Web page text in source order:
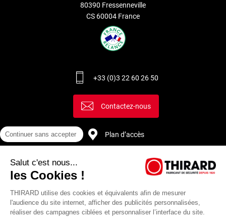
80390 Fressenneville
CS 60004 France
+33 (0)3 22 60 26 50
Contactez-nous
Plan d’accès
Continuer sans accepter
Salut c'est nous...
les Cookies !
THIRARD utilise des cookies et équivalents afin de mesurer
l'audience du site internet, afficher des publicités personnalisées,
réaliser des campagnes ciblées et personnaliser l’interface du site.